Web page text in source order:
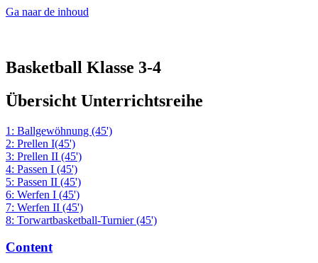
Ga naar de inhoud
Basketball Klasse 3-4
Übersicht Unterrichtsreihe
1: Ballgewöhnung (45')
2: Prellen I(45')
3: Prellen II (45')
4: Passen I (45')
5: Passen II (45')
6: Werfen I (45')
7: Werfen II (45')
8: Torwartbasketball-Turnier (45')
Content